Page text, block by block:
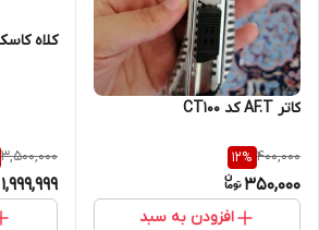
کاتر AF.T کد CT100
400,000
12%
350,000
افزودن به سبد
کلاه
3,500,000
1,999,999